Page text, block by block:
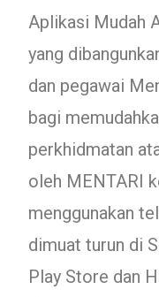
Aplikasi Mudah
yang
dan pegawai
bagi
perkhidmatan
oleh MENTARI
menggunakan
dimuat turun di
Play Store dan